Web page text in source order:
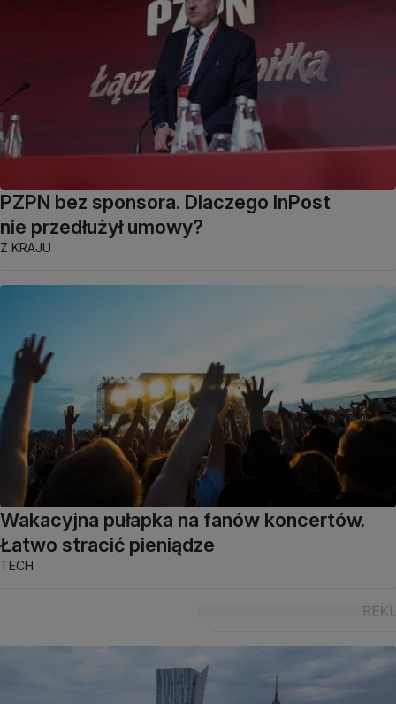
PZPN bez sponsora. Dlaczego InPost
nie przedłużył umowy?
Z KRAJU
Wakacyjna pułapka na fanów koncertów.
Łatwo stracić pieniądze
TECH